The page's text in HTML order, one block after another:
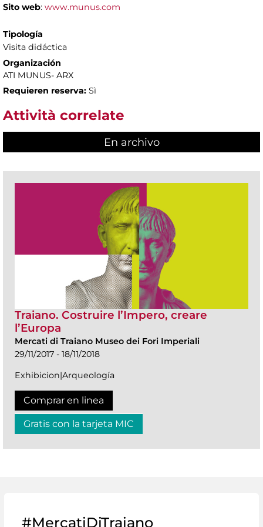
Sito web: www.munus.com
Tipología
Visita didáctica
Organización
ATI MUNUS- ARX
Requieren reserva: Sì
Attività correlate
En archivo
Traiano. Costruire l’Impero, creare
l’Europa
Mercati di Traiano Museo dei Fori Imperiali
29/11/2017 - 18/11/2018
Exhibicion|Arqueología
Comprar en linea
Gratis con la tarjeta MIC
#MercatiDiTraiano